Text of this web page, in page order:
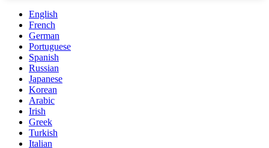
English
French
German
Portuguese
Spanish
Russian
Japanese
Korean
Arabic
Irish
Greek
Turkish
Italian